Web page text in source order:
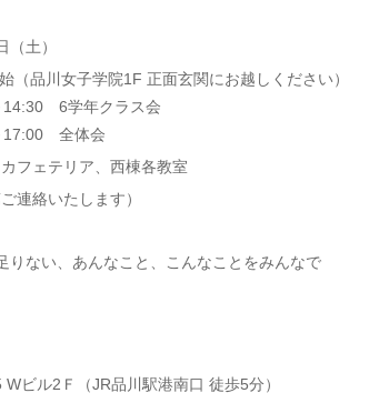
土）
（品川女子学院1F 正面玄関にお越しください）
6学年クラス会
全体会
フェテリア、西棟各教室
連絡いたします）
りない、あんなこと、こんなことをみんなで
ビル2Ｆ（JR品川駅港南口 徒歩5分）